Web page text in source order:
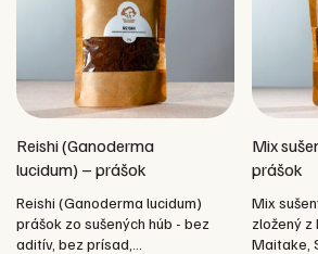
Reishi (Ganoderma
lucidum) – prášok
Reishi (Ganoderma lucidum)
prášok zo sušených húb - bez
aditív, bez prísad,...
Mix
prášok
Mix
zložený z
Maitake,